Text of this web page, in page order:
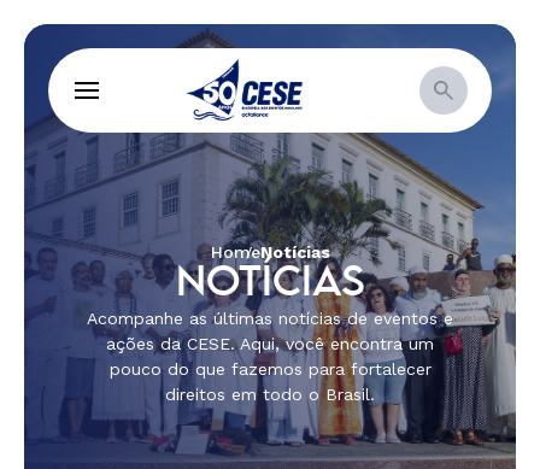
HomeNotícias
NOTÍCIAS
Acompanhe as últimas notícias de eventos e
ações da CESE. Aqui, você encontra um
pouco do que fazemos para fortalecer
direitos em todo o Brasil.